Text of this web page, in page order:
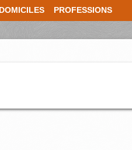
DOMICILES PROFESSIONS